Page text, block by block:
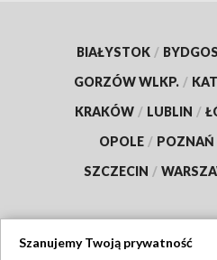
BIAŁYSTOK /
GORZÓW WLKP. /
KRAKÓW / LUBLIN /
OPOLE / POZNAŃ
SZCZECIN /
Szanujemy Twoją prywatność